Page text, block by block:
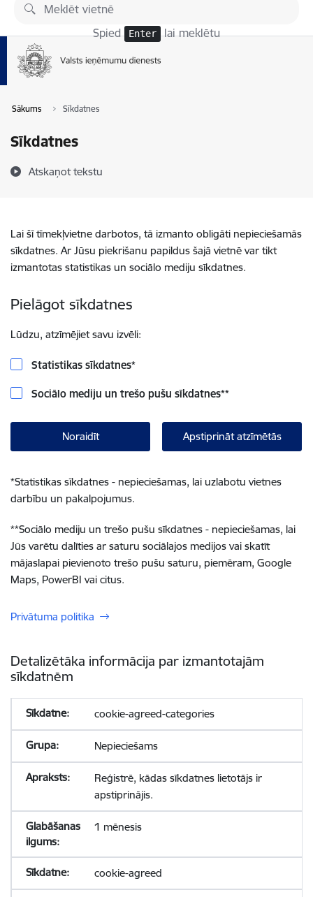
Pāriet uz lapas saturu
Spied Enter lai meklētu
Sākums Sīkdatnes
Sīkdatnes
Atskaņot tekstu
Lai šī tīmekļvietne darbotos, tā izmanto obligāti nepieciešamās
sīkdatnes. Ar Jūsu piekrišanu papildus šajā vietnē var tikt
izmantotas statistikas un sociālo mediju sīkdatnes.
Pielāgot sīkdatnes
Lūdzu, atzīmējiet savu izvēli:
Statistikas sīkdatnes*
Sociālo mediju un trešo pušu sīkdatnes**
Noraidīt Apstiprināt atzīmētās
*Statistikas sīkdatnes - nepieciešamas, lai uzlabotu vietnes
darbību un pakalpojumus.
**Sociālo mediju un trešo pušu sīkdatnes - nepieciešamas, lai
Jūs varētu dalīties ar saturu sociālajos medijos vai skatīt
mājaslapai pievienoto trešo pušu saturu, piemēram, Google
Maps, PowerBI vai citus.
Privātuma politika
Detalizētāka informācija par izmantotajām
sīkdatnēm
cookie-agreed-categories
Nepieciešams
Reģistrē, kādas sīkdatnes lietotājs ir
apstiprinājis.
1 mēnesis
cookie-agreed